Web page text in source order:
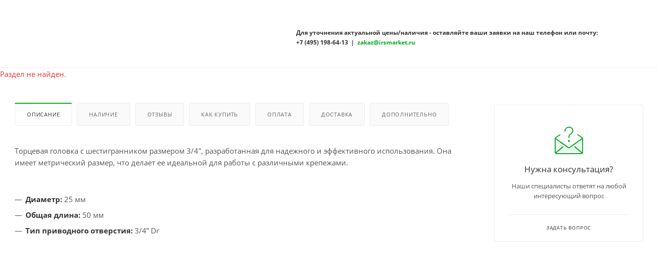
Для уточнения актуальной цены/наличия - оставляйте ваши заявки на наш телефон или почту:
+7 (495) 198-64-13 |zakaz@irsmarket.ru
Раздел не найден.
ОПИСАНИЕ НАЛИЧИЕ ОТЗЫВЫ КАК КУПИТЬ ОПЛАТА ДОСТАВКА ДОПОЛНИТЕЛЬНО
Торцевая головка с шестигранником размером 3/4", разработанная для надежного и эффективного использования. Она
имеет метрический размер, что делает ее идеальной для работы с различными крепежами.
Диаметр: 25 мм
Общая длина: 50 мм
Тип приводного отверстия: 3/4” Dr
Нужна консультация?
Наши специалисты ответят на любой
интересующий вопрос
ЗАДАТЬ ВОПРОС